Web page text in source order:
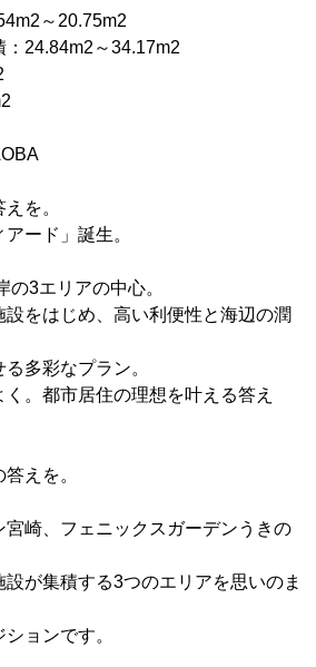
～20.75m2
24.84m2～34.17m2
を。
ード」誕生。
3エリアの中心。
をはじめ、高い利便性と海辺の潤
多彩なプラン。
。都市居住の理想を叶える答え
えを。
宮崎、フェニックスガーデンうきの
が集積する3つのエリアを思いのま
ョンです。